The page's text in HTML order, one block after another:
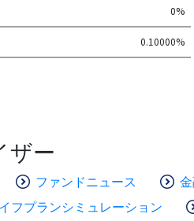
0%
0.10000%
ザー
ファンドニュース
フプランシミュレーション